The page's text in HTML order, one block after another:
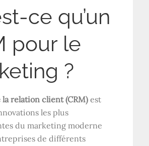
ce qu’un
pour le
?
la relation client (CRM) est
les plus
du marketing moderne
de différents